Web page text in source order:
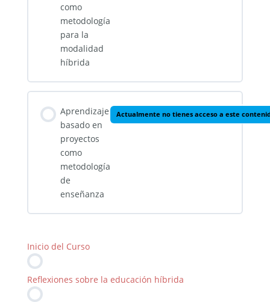
como
metodología
para la
modalidad
híbrida
Aprendizaje
basado en
proyectos
como
metodología
de
enseñanza
Actualmente no tienes acceso a este
Inicio del Curso
Reflexiones sobre la educación híbrida